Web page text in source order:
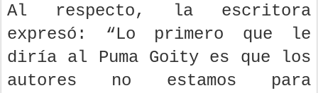
Al respecto, la escritora
expresó: “Lo primero que le
diría al Puma Goity es que los
autores no estamos para